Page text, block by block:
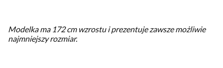
Modelka ma 172 cm wzrostu i prezentuje zawsze możliwie
najmniejszy rozmiar.